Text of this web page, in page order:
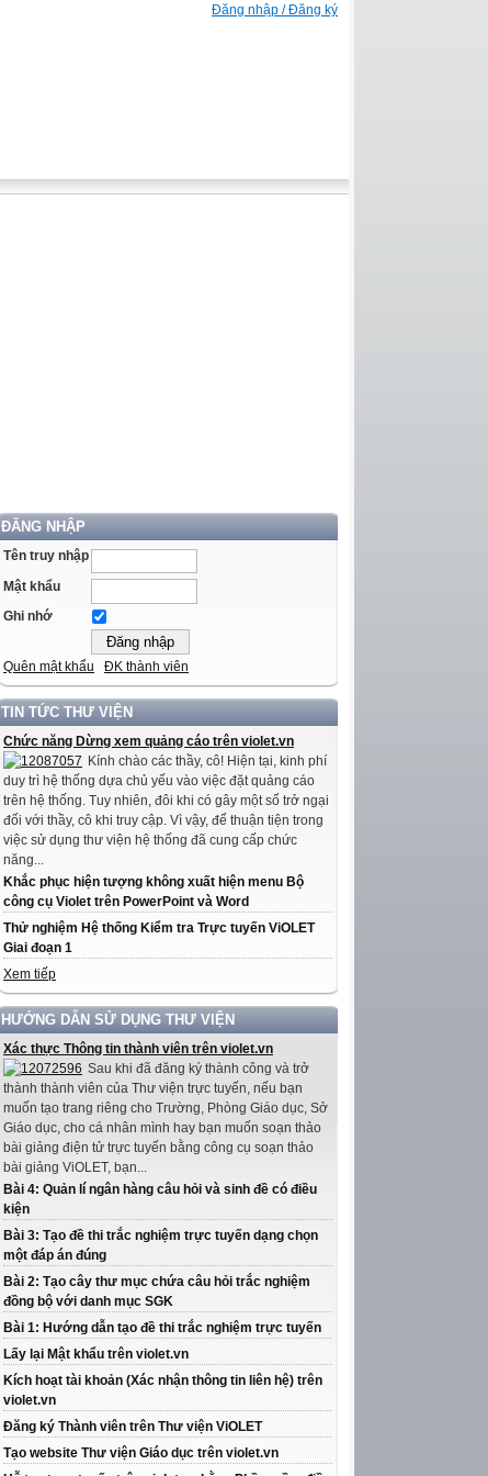
Đăng nhập / Đăng ký
ĐĂNG NHẬP
Tên truy nhập
Mật khẩu
Ghi nhớ
Quên mật khẩu ĐK thành viên
TIN TỨC THƯ VIỆN
Chức năng Dừng xem quảng cáo trên violet.vn
Kính chào các thầy, cô! Hiện tại, kinh phí
duy trì hệ thống dựa chủ yếu vào việc đặt quảng cáo
trên hệ thống. Tuy nhiên, đôi khi có gây một số trở ngại
đối với thầy, cô khi truy cập. Vì vậy, để thuận tiện trong
việc sử dụng thư viện hệ thống đã cung cấp chức
năng...
Khắc phục hiện tượng không xuất hiện menu Bộ
công cụ Violet trên PowerPoint và Word
Thử nghiệm Hệ thống Kiểm tra Trực tuyến ViOLET
Giai đoạn 1
Xem tiếp
HƯỚNG DẪN SỬ DỤNG THƯ VIỆN
Xác thực Thông tin thành viên trên violet.vn
Sau khi đã đăng ký thành công và trở
thành thành viên của Thư viện trực tuyến, nếu bạn
muốn tạo trang riêng cho Trường, Phòng Giáo dục, Sở
Giáo dục, cho cá nhân mình hay bạn muốn soạn thảo
bài giảng điện tử trực tuyến bằng công cụ soạn thảo
bài giảng ViOLET, bạn...
Bài 4: Quản lí ngân hàng câu hỏi và sinh đề có điều
kiện
Bài 3: Tạo đề thi trắc nghiệm trực tuyến dạng chọn
một đáp án đúng
Bài 2: Tạo cây thư mục chứa câu hỏi trắc nghiệm
đồng bộ với danh mục SGK
Bài 1: Hướng dẫn tạo đề thi trắc nghiệm trực tuyến
Lấy lại Mật khẩu trên violet.vn
Kích hoạt tài khoản (Xác nhận thông tin liên hệ) trên
violet.vn
Đăng ký Thành viên trên Thư viện ViOLET
Tạo website Thư viện Giáo dục trên violet.vn